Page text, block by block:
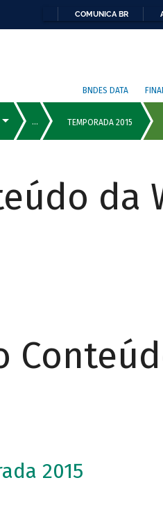
COMUNICA BR
BNDES DATA
da
2015